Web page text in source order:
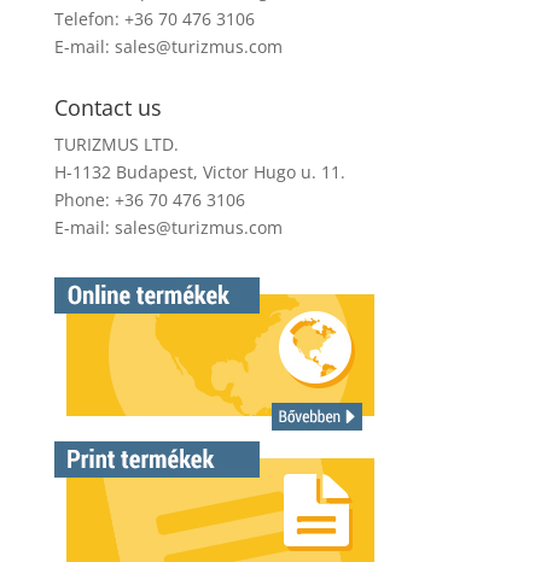
Telefon: +36 70 476 3106
E-mail: sales@turizmus.com
Contact us
TURIZMUS LTD.
H-1132 Budapest, Victor Hugo u. 11.
Phone: +36 70 476 3106
E-mail: sales@turizmus.com